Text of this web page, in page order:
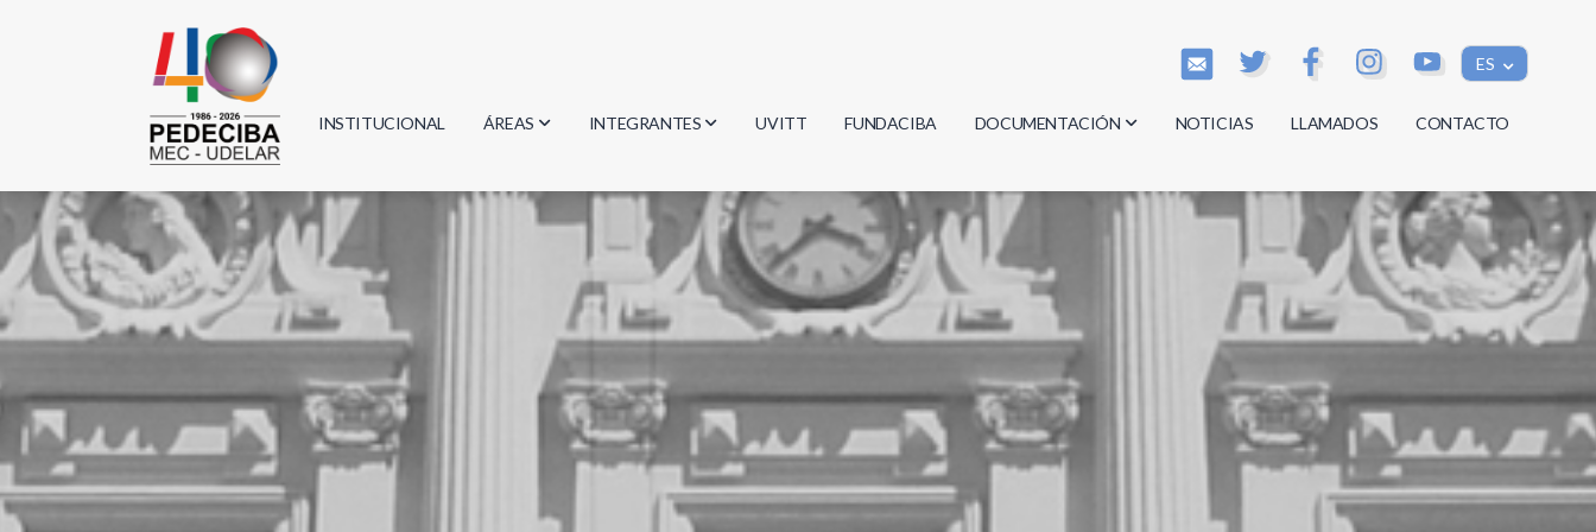
ES
INSTITUCIONAL ÁREAS
Biología
Informática
Matemática
INTEGRANTES
Investigadores
Estudiantes
Egresados
UVITT FUNDACIBA DOCUMENTACIÓN
Actas
Reglamentos
Documentos
NOTICIAS LLAMADOS CONTACTO